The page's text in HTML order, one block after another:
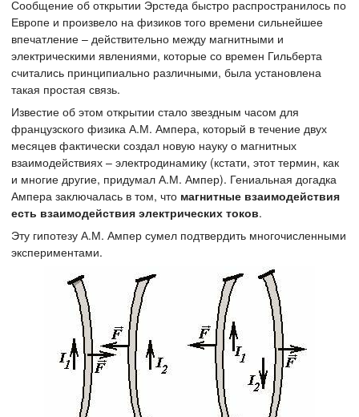
Сообщение об открытии Эрстеда быстро распространилось по
Европе и произвело на физиков того времени сильнейшее
впечатление – действительно между магнитными и
электрическими явлениями, которые со времен Гильберта
считались принципиально различными, была установлена
такая простая связь.
Известие об этом открытии стало звездным часом для
французского физика А.М. Ампера, который в течение двух
месяцев фактически создал новую науку о магнитных
взаимодействиях – электродинамику (кстати, этот термин, как
и многие другие, придумал А.М. Ампер). Гениальная догадка
Ампера заключалась в том, что магнитные взаимодействия
есть взаимодействия электрических токов.
Эту гипотезу А.М. Ампер сумел подтвердить многочисленными
экспериментами.